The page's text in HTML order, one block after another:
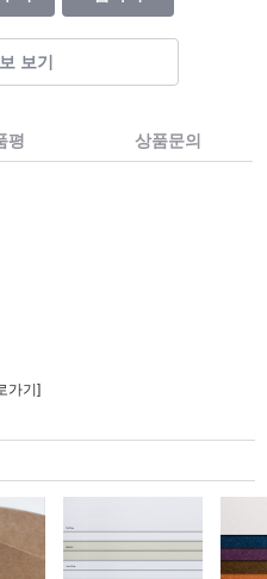
보기
평 상품문의
가기]